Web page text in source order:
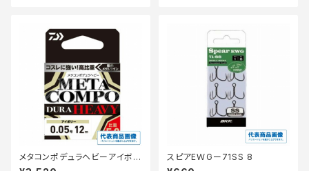
メタコンポデュラヘビーアイボリ
ー12m 0.05
スピアEＷGー71SS 8